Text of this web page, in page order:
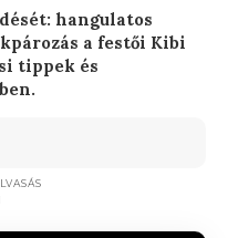
hangulatos
a festői Kibi
tippek és